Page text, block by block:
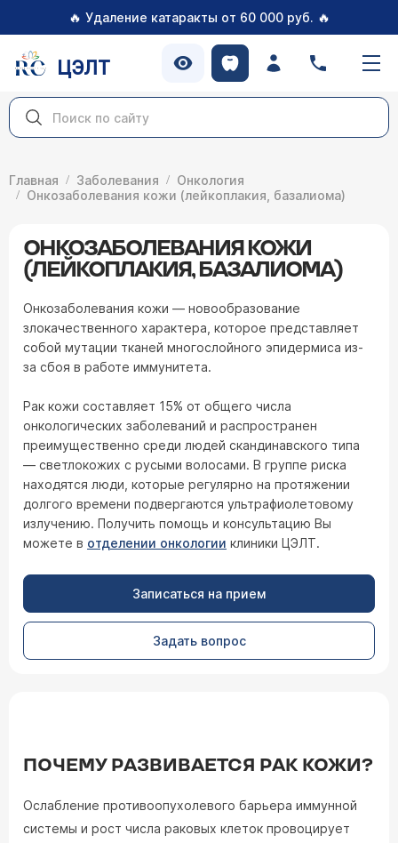
🔥 Удаление катаракты от 60 000 руб. 🔥
ЦЭЛТ
Главная Заболевания
Онкология
Онкозаболевания кожи (лейкоплакия, базалиома)
ОНКОЗАБОЛЕВАНИЯ КОЖИ
(ЛЕЙКОПЛАКИЯ, БАЗАЛИОМА)
Онкозаболевания кожи — новообразование
злокачественного характера, которое представляет
собой мутации тканей многослойного эпидермиса из-
за сбоя в работе иммунитета.
Рак кожи составляет 15% от общего числа
онкологических заболеваний и распространен
преимущественно среди людей скандинавского типа
— светлокожих с русыми волосами. В группе риска
находятся люди, которые регулярно на протяжении
долгого времени подвергаются ультрафиолетовому
излучению. Получить помощь и консультацию Вы
можете в отделении онкологии клиники ЦЭЛТ.
Записаться на прием
Задать вопрос
ПОЧЕМУ РАЗВИВАЕТСЯ РАК КОЖИ?
Ослабление противоопухолевого барьера иммунной
системы и рост числа раковых клеток провоцирует